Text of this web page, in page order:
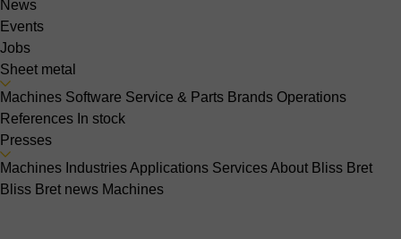
News
Events
Jobs
Sheet metal
Machines Software Service & Parts Brands Operations
References In stock
Presses
Machines IndustriesApplications ServicesAbout Bliss Bret
Bliss Bret news Machines